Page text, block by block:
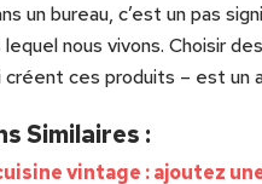
un bureau, c’est un pas
lequel nous vivons. Choisir
créent ces produits – est
Similaires :
vintage : ajoutez